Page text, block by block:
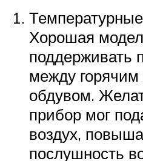
Хорошая
поддерживать
между
обдувом.
прибор мог
воздух,
послушность